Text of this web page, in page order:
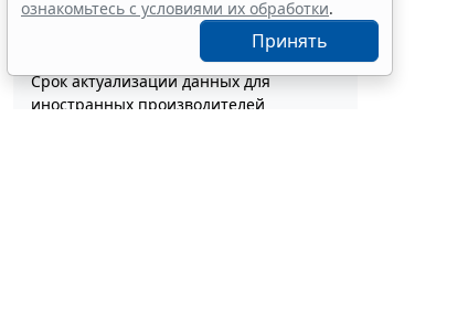
соцзаказу и выбору КВР при обучении
Срок актуализации данных для
иностранных производителей
ознакомьтесь с условиями их обработки.
Принять